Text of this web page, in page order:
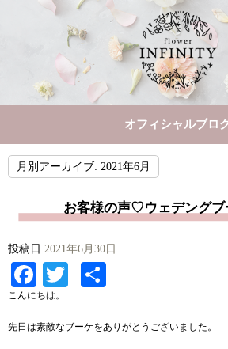
オフィシャルブロ
月別アーカイブ: 2021年6月
お客様の声♡ウェデングブ
投稿日 2021年6月30日
Facebook
Twitter
こんにちは。
先日は素敵なブーケをありがとうございました。